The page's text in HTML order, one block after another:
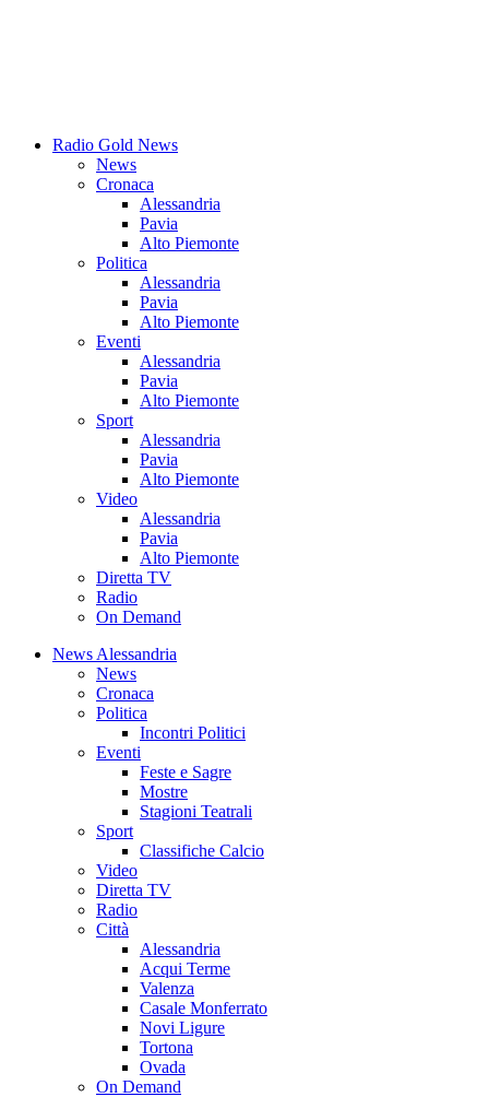
Radio Gold News
News
Cronaca
Alessandria
Pavia
Alto Piemonte
Politica
Alessandria
Pavia
Alto Piemonte
Eventi
Alessandria
Pavia
Alto Piemonte
Sport
Alessandria
Pavia
Alto Piemonte
Video
Alessandria
Pavia
Alto Piemonte
Diretta TV
Radio
On Demand
News Alessandria
News
Cronaca
Politica
Incontri Politici
Eventi
Feste e Sagre
Mostre
Stagioni Teatrali
Sport
Classifiche Calcio
Video
Diretta TV
Radio
Città
Alessandria
Acqui Terme
Valenza
Casale Monferrato
Novi Ligure
Tortona
Ovada
On Demand